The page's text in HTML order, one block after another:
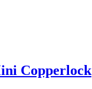
Copperlock